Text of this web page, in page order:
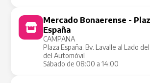
Mercado Bonaerense -
España
CAMPANA
Plaza España. Bv. Lavalle al Lado
del Automóvil
Sábado de 08:00 a 14:00